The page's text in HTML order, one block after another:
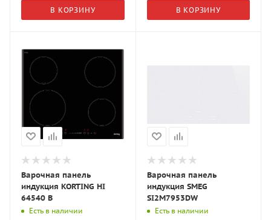
В КОРЗИНУ В КОРЗИНУ
Варочная панель
индукция KORTING HI
64540 B
Есть в наличии
Варочная панель
индукция SMEG
SI2M7953DW
Есть в наличии